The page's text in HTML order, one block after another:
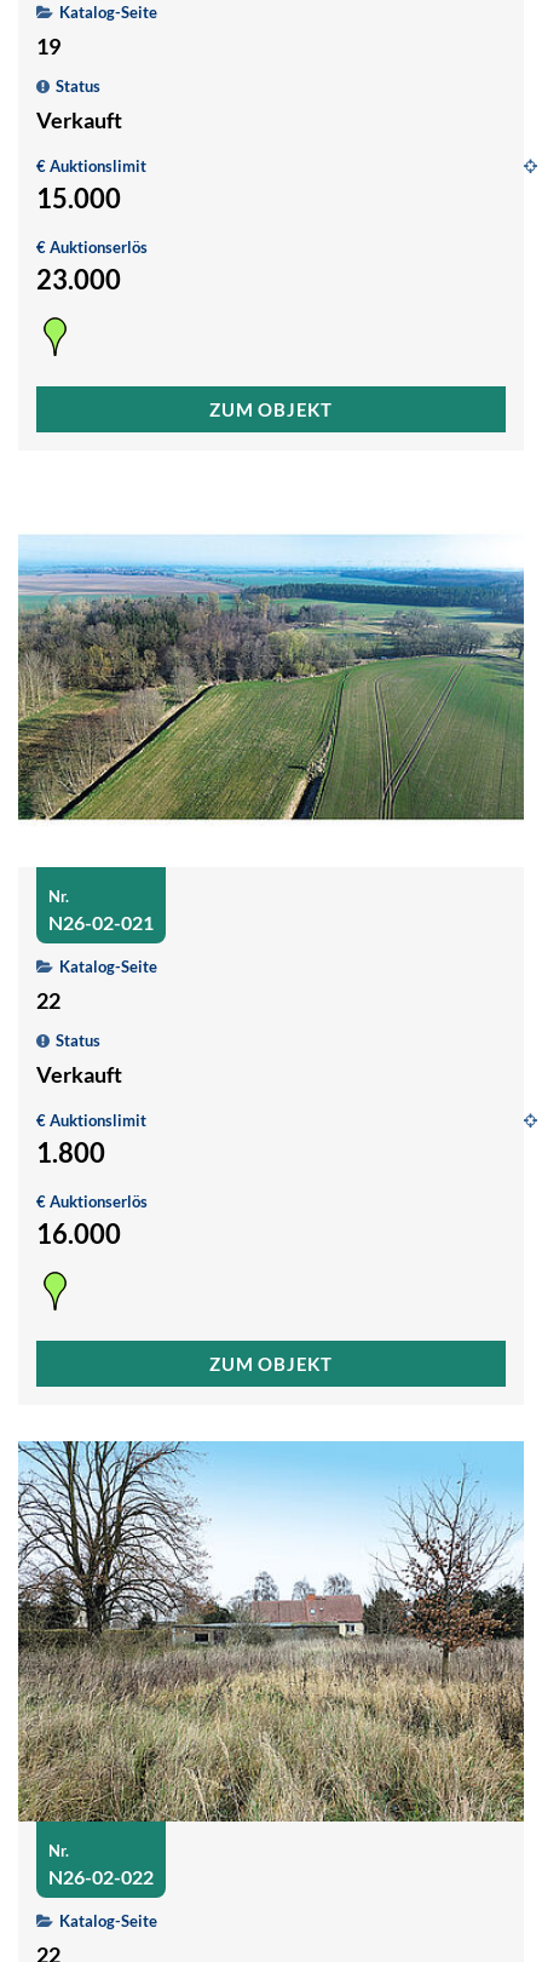
Katalog-Seite
19
Status
Verkauft
€ Auktionslimit
15.000
€ Auktionserlös
23.000
ZUM OBJEKT
Nr.
N26-02-021
Katalog-Seite
22
Status
Verkauft
€ Auktionslimit
1.800
€ Auktionserlös
16.000
ZUM OBJEKT
Nr.
N26-02-022
Katalog-Seite
22